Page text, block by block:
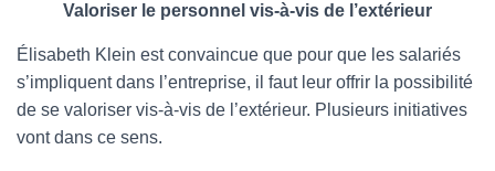
Valoriser le personnel vis-à-vis de l’extérieur
Élisabeth Klein est convaincue que pour que les salariés
s’impliquent dans l’entreprise, il faut leur offrir la possibilité
de se valoriser vis-à-vis de l’extérieur. Plusieurs initiatives
vont dans ce sens.